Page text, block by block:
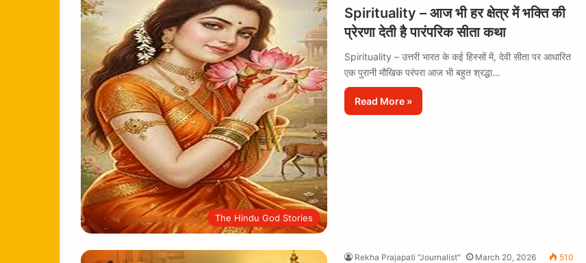
The Hindu God Stories
Spirituality – आज भी हर क्षेत्र में भक्ति की
प्रेरणा देती है पारंपरिक सीता कथा
Spirituality – उत्तरी भारत के कई हिस्सों में, देवी सीता पर आधारित
एक पुरानी मौखिक परंपरा आज भी बहुत श्रद्धा…
Read More »
Rekha Prajapati "Journalist" March 20, 2026 510